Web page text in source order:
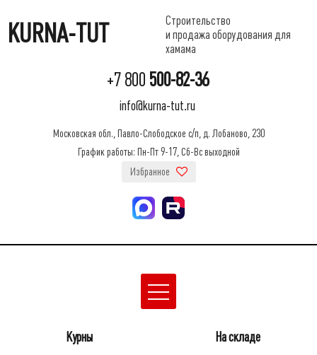
KURNA-TUT
Строительство
и продажа оборудования для
хамама
+7 800 500-82-36
info@kurna-tut.ru
Московская обл., Павло-Слободское с/п, д. Лобаново, 230
График работы: Пн-Пт 9-17, Сб-Вс выходной
Избранное
Курны На складе